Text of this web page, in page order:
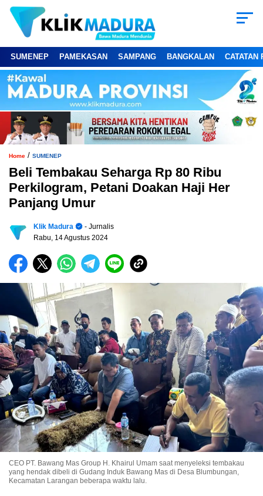
SUMENEP PAMEKASAN SAMPANG BANGKALAN CATATAN
Home / SUMENEP
Beli Tembakau Seharga Rp 80 Ribu
Perkilogram, Petani Doakan Haji Her
Panjang Umur
Klik Madura
- Jurnalis
Rabu, 14 Agustus 2024
CEO PT. Bawang Mas Group H. Khairul Umam saat menyeleksi tembakau
yang hendak dibeli di Gudang Induk Bawang Mas di Desa Blumbungan,
Kecamatan Larangan beberapa waktu lalu.